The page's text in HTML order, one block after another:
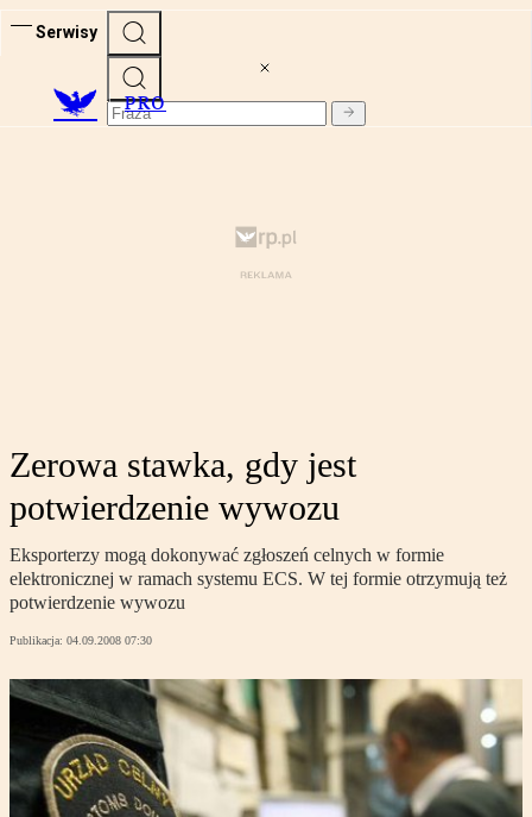
Serwisy
PRO
Zerowa stawka, gdy jest
potwierdzenie wywozu
Eksporterzy mogą dokonywać zgłoszeń celnych w formie
elektronicznej w ramach systemu ECS. W tej formie otrzymują też
potwierdzenie wywozu
Publikacja: 04.09.2008 07:30